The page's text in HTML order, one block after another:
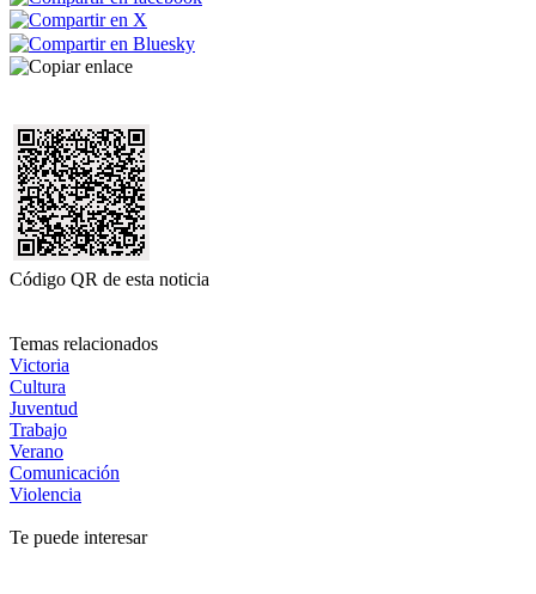
Código QR de esta noticia
Temas relacionados
Victoria
Cultura
Juventud
Trabajo
Verano
Comunicación
Violencia
Te puede interesar